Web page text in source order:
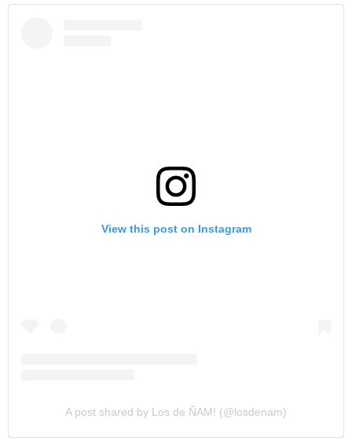
View this post on Instagram
A post shared by Los de ÑAM! (@losdenam)